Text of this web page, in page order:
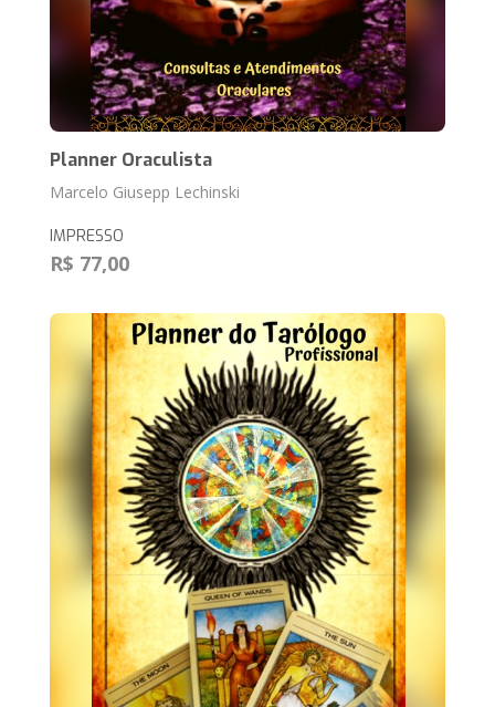
Planner Oraculista
Marcelo Giusepp Lechinski
IMPRESSO
R$ 77,00